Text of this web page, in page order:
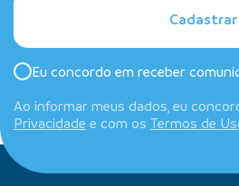
Cadastrar
Eu concordo em receber
Ao informar meus dados, eu
Privacidade e com os Termos de